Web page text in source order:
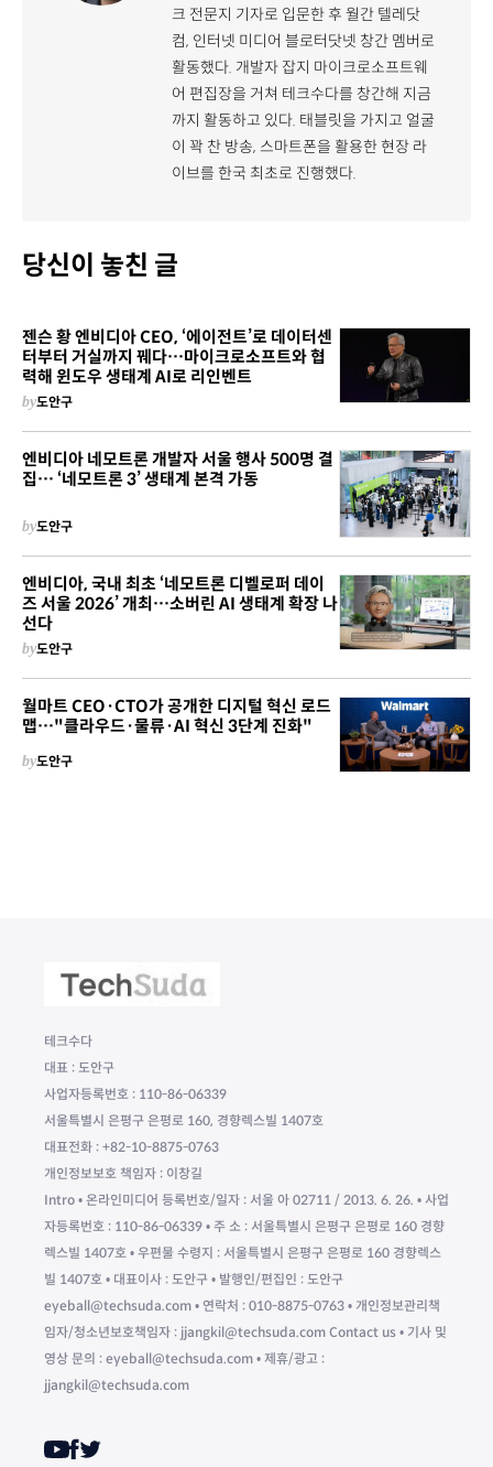
크 전문지 기자로 입문한 후 월간 텔레닷
컴, 인터넷 미디어 블로터닷넷 창간 멤버로
활동했다. 개발자 잡지 마이크로소프트웨
어 편집장을 거쳐 테크수다를 창간해 지금
까지 활동하고 있다. 태블릿을 가지고 얼굴
이 꽉 찬 방송, 스마트폰을 활용한 현장 라
이브를 한국 최초로 진행했다.
당신이 놓친 글
젠슨 황 엔비디아 CEO, ‘에이전트’로 데이터센
터부터 거실까지 꿰다…마이크로소프트와 협
력해 윈도우 생태계 AI로 리인벤트
by도안구
엔비디아 네모트론 개발자 서울 행사 500명 결
집… ‘네모트론 3’ 생태계 본격 가동
by도안구
엔비디아, 국내 최초 ‘네모트론 디벨로퍼 데이
즈 서울 2026’ 개최…소버린 AI 생태계 확장 나
선다
by도안구
월마트 CEO·CTO가 공개한 디지털 혁신 로드
맵…"클라우드·물류·AI 혁신 3단계 진화"
by도안구
테크수다
대표 : 도안구
사업자등록번호 : 110-86-06339
서울특별시 은평구 은평로 160, 경향렉스빌 1407호
대표전화 : +82-10-8875-0763
개인정보보호 책임자 : 이창길
Intro • 온라인미디어 등록번호/일자 : 서울 아 02711 / 2013. 6. 26. • 사업
자등록번호 : 110-86-06339 • 주 소 : 서울특별시 은평구 은평로 160 경향
렉스빌 1407호 • 우편물 수령지 : 서울특별시 은평구 은평로 160 경향렉스
빌 1407호 • 대표이사 : 도안구 • 발행인/편집인 : 도안구
eyeball@techsuda.com • 연락처 : 010-8875-0763 • 개인정보관리책
임자/청소년보호책임자 : jjangkil@techsuda.com Contact us • 기사 및
영상 문의 : eyeball@techsuda.com • 제휴/광고 :
jjangkil@techsuda.com